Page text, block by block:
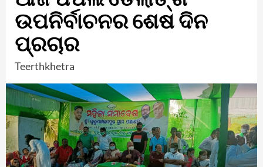
ଉପନିର୍ବାଚନର ଶେଷ ଦିନ
ପ୍ରଚାର
Teerthkhetra